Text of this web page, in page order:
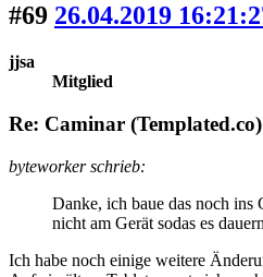
#69 26.04.2019
jjsa
Mitglied
Re: Caminar (Templated.co)
byteworker schrieb:
Danke, ich baue das noch ins
nicht am Gerät sodas es
Ich habe noch einige weitere